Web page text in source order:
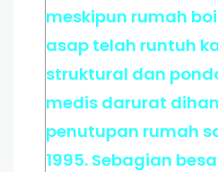
meskipun rumah
asap telah runtuh
struktural dan
medis darurat
penutupan rumah
1995. Sebagian